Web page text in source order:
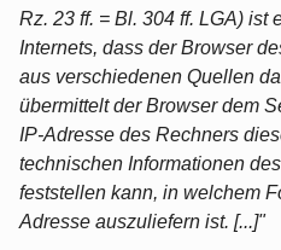
Rz. 23 ff. = Bl. 304 ff. LGA) ist
Internets, dass der Browser
aus verschiedenen Quellen
übermittelt der Browser dem
IP-Adresse des Rechners
technischen Informationen
feststellen kann, in welchem
Adresse auszuliefern ist. [...]"